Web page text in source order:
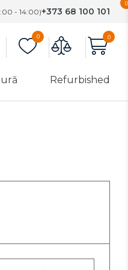
- 14:00)+373 68 100 101
0
0
0
Refurbished
minime
componentelor
Refurbished